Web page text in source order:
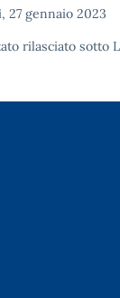
27 gennaio 2023
rilasciato sotto